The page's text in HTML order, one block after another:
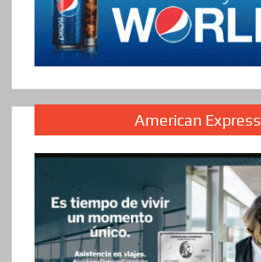
American Express